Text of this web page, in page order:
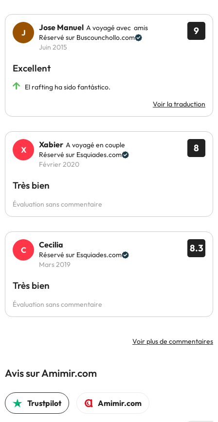
9
Jose Manuel A voyagé avec amis
Réservé sur Buscounchollo.com
Juin 2015
Excellent
El rafting ha sido fantástico.
Voir la traduction
8
Xabier A voyagé en couple
Réservé sur Esquiades.com
Février 2020
Très bien
Évaluation sans commentaire
8.3
Cecilia
Réservé sur Esquiades.com
Mars 2019
Très bien
Évaluation sans commentaire
Voir plus de commentaires
Avis sur Amimir.com
Trustpilot Amimir.com